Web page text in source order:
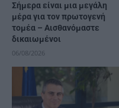
Σήμερα είναι μια μεγάλη
μέρα για τον πρωτογενή
τομέα – Αισθανόμαστε
δικαιωμένοι
06/08/2026